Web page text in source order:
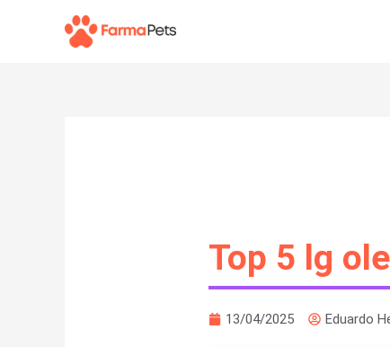
Top 5 lg
13/04/2025 Eduardo